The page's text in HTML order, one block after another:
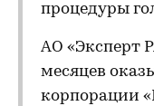
процедуры
АО «Эксперт
месяцев
корпорации